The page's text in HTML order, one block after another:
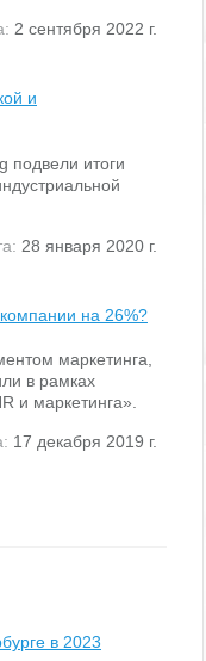
2 сентября 2022 г.
и
подвели итоги
28 января 2020 г.
на 26%?
маркетинга,
в рамках
и маркетинга».
17 декабря 2019 г.
в 2023